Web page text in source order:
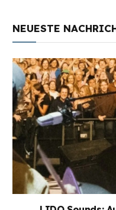
NEUESTE